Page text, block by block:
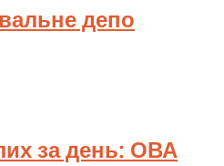
депо
за день: ОВА